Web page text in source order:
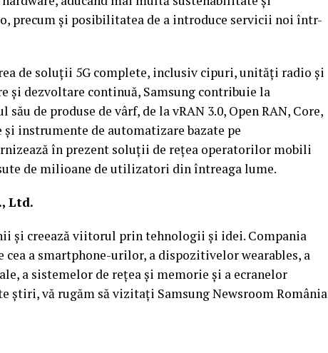
precum și posibilitatea de a introduce servicii noi într-
de soluții 5G complete, inclusiv cipuri, unități radio și
și dezvoltare continuă, Samsung contribuie la
de produse de vârf, de la vRAN 3.0, Open RAN, Core,
instrumente de automatizare bazate pe
în prezent soluții de rețea operatorilor mobili
de milioane de utilizatori din întreaga lume.
Ltd.
și creează viitorul prin tehnologii și idei. Compania
a smartphone-urilor, a dispozitivelor wearables, a
a sistemelor de rețea și memorie și a ecranelor
știri, vă rugăm să vizitați Samsung Newsroom România